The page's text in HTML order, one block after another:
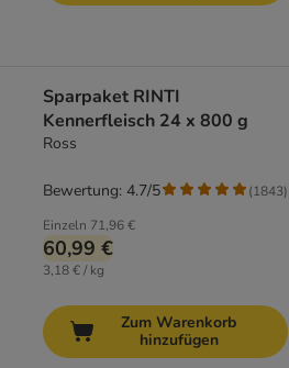
Sparpaket RINTI
Kennerfleisch 24 x 800 g
Ross
Einzeln 71,96 €
60,99 €
3,18 € / kg
Bewertung: 4.7/5 (1843)
Zum Warenkorb
hinzufügen